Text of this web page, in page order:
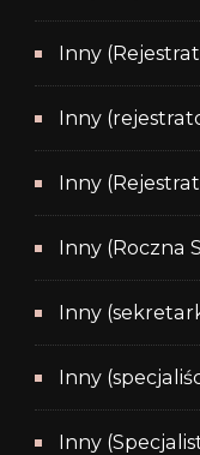
Inny
Inny
Inny
Inny (Roczna
Inny
Inny
Inny